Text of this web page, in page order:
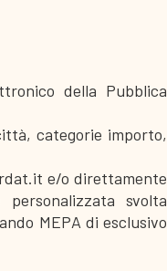
della Pubblica
categorie importo,
e/o direttamente
svolta
MEPA di esclusivo